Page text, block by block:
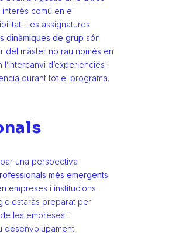
comú en el
Les assignatures
dinàmiques de grup són
del màster no rau només en
d’experiències i
durant tot el programa.
una perspectiva
més emergents
empreses i institucions.
estaràs preparat per
les empreses i
desenvolupament